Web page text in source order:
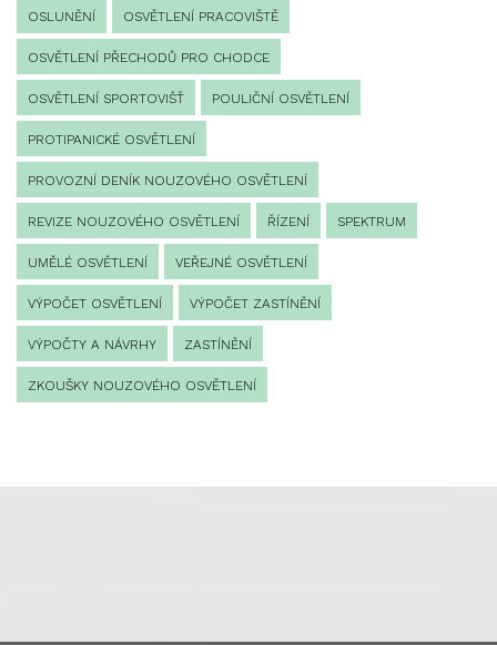
OSLUNĚNÍ OSVĚTLENÍ PRACOVIŠTĚ
OSVĚTLENÍ PŘECHODŮ PRO CHODCE
OSVĚTLENÍ SPORTOVIŠŤ POULIČNÍ OSVĚTLENÍ
PROTIPANICKÉ OSVĚTLENÍ
PROVOZNÍ DENÍK NOUZOVÉHO OSVĚTLENÍ
REVIZE NOUZOVÉHO OSVĚTLENÍ ŘÍZENÍ SPEKTRUM
UMĚLÉ OSVĚTLENÍ VEŘEJNÉ OSVĚTLENÍ
VÝPOČET OSVĚTLENÍ VÝPOČET ZASTÍNĚNÍ
VÝPOČTY A NÁVRHY ZASTÍNĚNÍ
ZKOUŠKY NOUZOVÉHO OSVĚTLENÍ